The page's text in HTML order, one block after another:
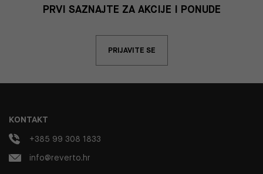
PRVI SAZNAJTE ZA AKCIJE I PONUDE
PRIJAVITE SE
KONTAKT
+385 99 308 1833
info@reverto.hr